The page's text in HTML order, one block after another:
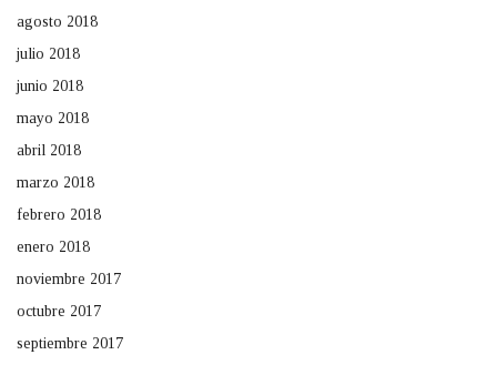
agosto 2018
julio 2018
junio 2018
mayo 2018
abril 2018
marzo 2018
febrero 2018
enero 2018
noviembre 2017
octubre 2017
septiembre 2017